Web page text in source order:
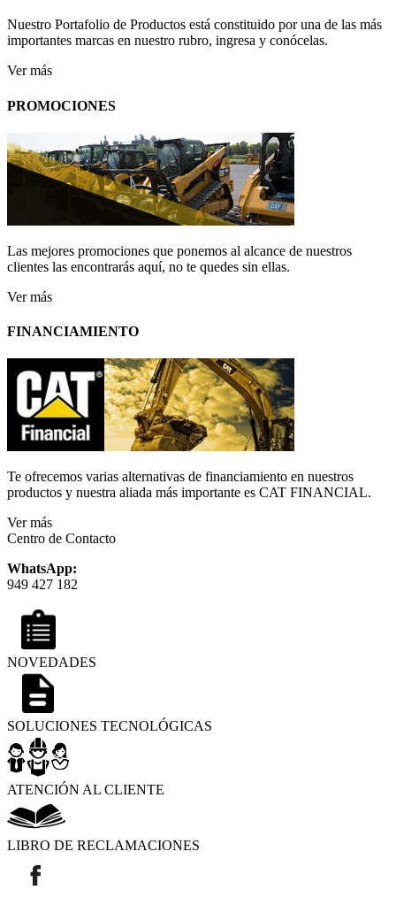
Nuestro Portafolio de Productos está constituido por una de las más
importantes marcas en nuestro rubro, ingresa y conócelas.
Ver más
PROMOCIONES
Las mejores promociones que ponemos al alcance de nuestros
clientes las encontrarás aquí, no te quedes sin ellas.
Ver más
FINANCIAMIENTO
Te ofrecemos varias alternativas de financiamiento en nuestros
productos y nuestra aliada más importante es CAT FINANCIAL.
Ver más
Centro de Contacto
WhatsApp:
949 427 182
NOVEDADES
SOLUCIONES TECNOLÓGICAS
ATENCIÓN AL CLIENTE
LIBRO DE RECLAMACIONES